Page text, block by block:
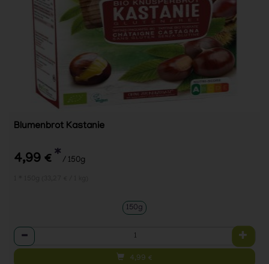
Blumenbrot Kastanie
4,99 € * / 150g
150g
Anzahl
4,99 €